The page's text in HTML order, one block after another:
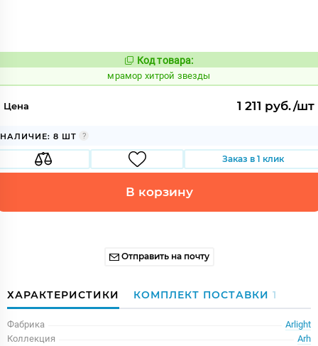
Код:
1076529
Код товара:
мрамор хитрой звезды
Цена 1 211 руб./шт
НАЛИЧИЕ: 8 ШТ
Заказ в 1 клик
В корзину
Отправить на почту
ХАРАКТЕРИСТИКИ КОМПЛЕКТ ПОСТАВКИ 1
Фабрика
Arlight
Коллекция
Arh